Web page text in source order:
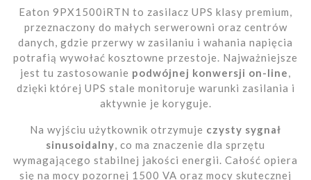
Eaton 9PX1500iRTN to zasilacz UPS klasy premium,
przeznaczony do małych serwerowni oraz centrów
danych, gdzie przerwy w zasilaniu i wahania napięcia
potrafią wywołać kosztowne przestoje. Najważniejsze
jest tu zastosowanie podwójnej konwersji on-line,
dzięki której UPS stale monitoruje warunki zasilania i
aktywnie je koryguje.
Na wyjściu użytkownik otrzymuje czysty sygnał
sinusoidalny, co ma znaczenie dla sprzętu
wymagającego stabilnej jakości energii. Całość opiera
się na mocy pozornej 1500 VA oraz mocy skutecznej